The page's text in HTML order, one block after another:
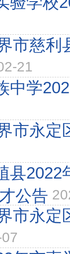
市慈利
21
中学
市永定
县2022
公告
市永定